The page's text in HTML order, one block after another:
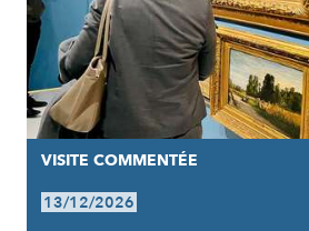
VISITE COMMENTÉE
13/12/2026